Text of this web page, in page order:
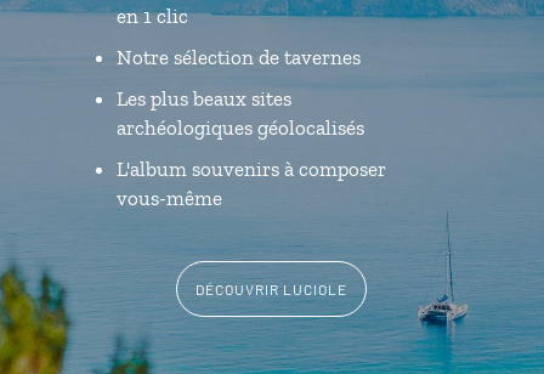
en 1 clic
Notre sélection de tavernes
Les plus beaux sites
archéologiques géolocalisés
L'album souvenirs à composer
vous-même
DÉCOUVRIR LUCIOLE